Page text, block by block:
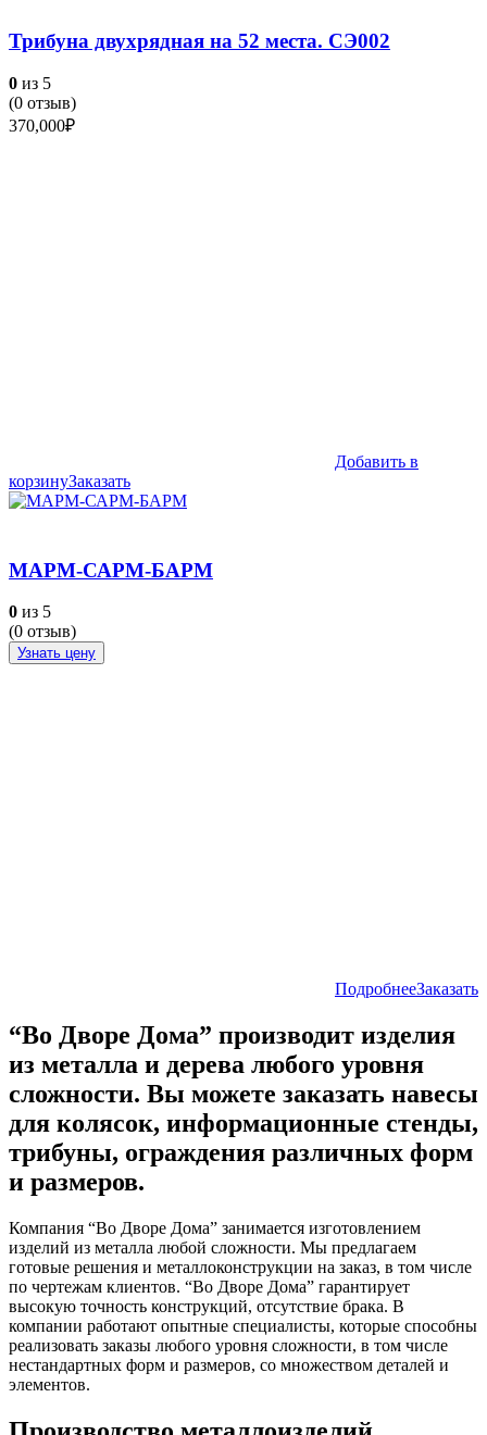
Трибуна двухрядная на 52 места. СЭ002
0 из 5
(0 отзыв)
370,000₽
Добавить в
корзинуЗаказать
МАРМ-САРМ-БАРМ
0 из 5
(0 отзыв)
Узнать цену
ПодробнееЗаказать
“Во Дворе Дома” производит изделия
из металла и дерева любого уровня
сложности. Вы можете заказать навесы
для колясок, информационные стенды,
трибуны, ограждения различных форм
и размеров.
Компания “Во Дворе Дома” занимается изготовлением
изделий из металла любой сложности. Мы предлагаем
готовые решения и металлоконструкции на заказ, в том числе
по чертежам клиентов. “Во Дворе Дома” гарантирует
высокую точность конструкций, отсутствие брака. В
компании работают опытные специалисты, которые способны
реализовать заказы любого уровня сложности, в том числе
нестандартных форм и размеров, со множеством деталей и
элементов.